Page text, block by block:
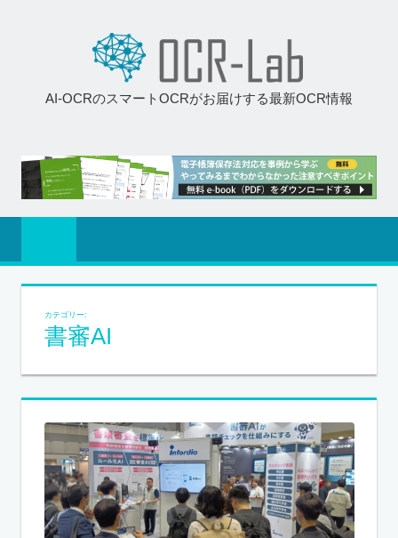
AI-OCRのスマートOCRがお届けする最新OCR情報
カテゴリー:
書審AI